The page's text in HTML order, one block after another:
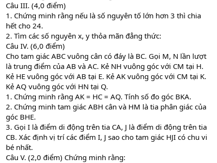
Câu III. (4,0 điểm)
1. Chứng minh rằng nếu là số nguyên tố lớn hơn 3 thì chia
hết cho 24.
2. Tìm các số nguyên x, y thỏa mãn đẳng thức:
Câu IV. (6,0 điểm)
Cho tam giác ABC vuông cân có đáy là BC. Gọi M, N lần lượt
là trung điểm của AB và AC. Kẻ NH vuông góc với CM tại H.
Kẻ HE vuông góc với AB tại E. Kẻ AK vuông góc với CM tại K.
Kẻ AQ vuông góc với HN tại Q.
1. Chứng minh rằng AK = HC = AQ. Tính số đo góc BKA.
2. Chứng minh tam giác ABH cân và HM là tia phân giác của
góc BHE.
3. Gọi I là điểm di động trên tia CA, J là điểm di động trên tia
CB. Xác định vị trí các điểm I, J sao cho tam giác HJI có chu vi
bé nhất.
Câu V. (2,0 điểm) Chứng minh rằng: